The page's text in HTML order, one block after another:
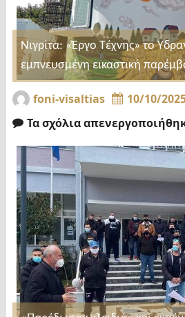
Νιγρίτα: «Έργο Τέχνης» το
εμπνευσμένη εικαστική
foni-visaltias
10/10/
Τα σχόλια